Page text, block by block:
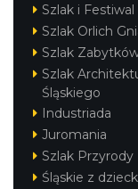
Szlak i
Szlak Orlich
Szlak
Szlak
Śląskiego
Industriada
Juromania
Szlak Przyrody
Śląskie z